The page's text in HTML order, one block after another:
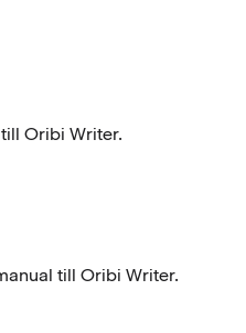
Oribi Writer.
till Oribi Writer.